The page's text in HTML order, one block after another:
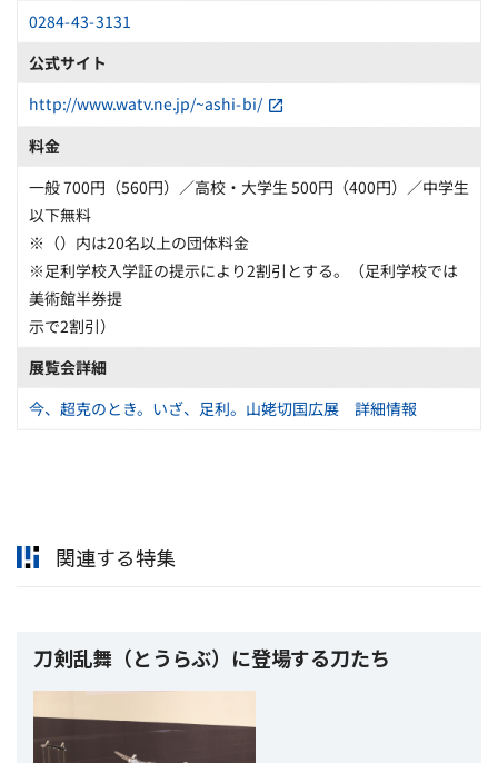
0284-43-3131
公式サイト
http://www.watv.ne.jp/~ashi-bi/
料金
一般 700円（560円）／高校・大学生 500円（400円）／中学生
以下無料
※（）内は20名以上の団体料金
※足利学校入学証の提示により2割引とする。（足利学校では
美術館半券提
示で2割引）
展覧会詳細
今、超克のとき。いざ、足利。山姥切国広展 詳細情報
関連する特集
刀剣乱舞（とうらぶ）に登場する刀たち